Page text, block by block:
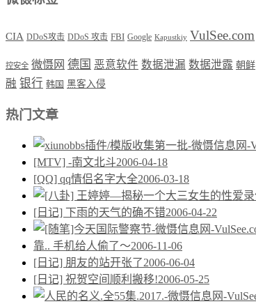
CIA DDoS攻击 DDoS 攻击 FBI Google Kapustkiy VulSee.com
控安全 微慑网 德国 恶意软件 数据泄漏 数据泄露 朝鲜
融 银行 韩国 黑客入侵
热门文章
[MTV] -南文北斗2006-04-18
[QQ] qq情侣名字大全2006-03-18
[日记] 下雨的天气的确不错2006-04-22
靠.. 手机给人偷了～2006-11-06
[日记] 朋友的站开张了2006-06-04
[日记] 祝贺空间顺利搬移!2006-05-25